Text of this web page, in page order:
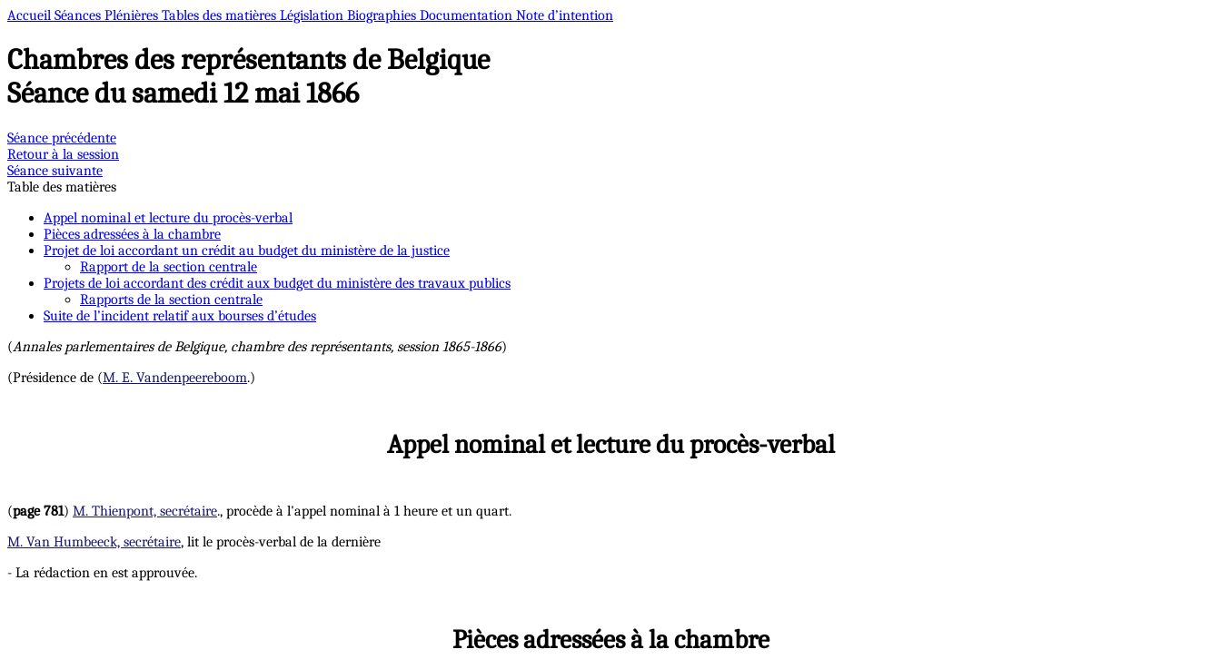
Accueil Séances Plénières Tables des matières Législation Biographies Documentation Note d’intention
Chambres des représentants de Belgique
Séance du samedi 12 mai 1866
Séance précédente
Retour à la session
Séance suivante
Table des matières
Appel nominal et lecture du procès-verbal
Pièces adressées à la chambre
Projet de loi accordant un crédit au budget du ministère de la justice
Rapport de la section centrale
Projets de loi accordant des crédit aux budget du ministère des travaux publics
Rapports de la section centrale
Suite de l’incident relatif aux bourses d’études
(Annales parlementaires de Belgique, chambre des représentants, session 1865-1866)
(Présidence de (M. E. Vandenpeereboom.)
Appel nominal et lecture du procès-verbal
(page 781) M. Thienpont, secrétaire., procède à l'appel nominal à 1 heure et un quart.
M. Van Humbeeck, secrétaire, lit le procès-verbal de la dernière
- La rédaction en est approuvée.
Pièces adressées à la chambre